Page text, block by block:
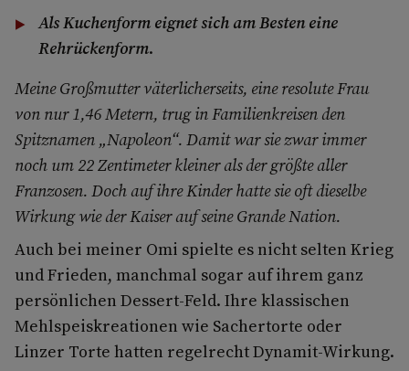
Als Kuchenform eignet sich am Besten eine
Rehrückenform.
Meine Großmutter väterlicherseits, eine resolute Frau
von nur 1,46 Metern, trug in Familienkreisen den
Spitznamen „Napoleon“. Damit war sie zwar immer
noch um 22 Zentimeter kleiner als der größte aller
Franzosen. Doch auf ihre Kinder hatte sie oft dieselbe
Wirkung wie der Kaiser auf seine Grande Nation.
Auch bei meiner Omi spielte es nicht selten Krieg
und Frieden, manchmal sogar auf ihrem ganz
persönlichen Dessert-Feld. Ihre klassischen
Mehlspeiskreationen wie Sachertorte oder
Linzer Torte hatten regelrecht Dynamit-Wirkung.